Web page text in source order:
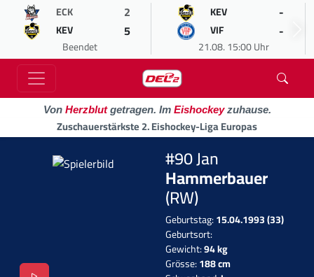
ECK 2
KEV 5
Beendet
KEV -
VIF -
21.08. 15:00 Uhr
Von Herzblutgetragen. Im Eishockeyzuhause.
Zuschauerstärkste 2. Eishockey-Liga Europas
#90 Jan
Hammerbauer
(RW)
Geburtstag:15.04.1993 (33)
Geburtsort:
Gewicht:94 kg
Grösse:188 cm